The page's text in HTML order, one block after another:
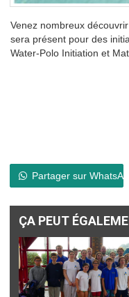
Venez nombreux
sera présent pour des
Water-Polo Initiation et
Partager sur WhatsApp
ÇA PEUT